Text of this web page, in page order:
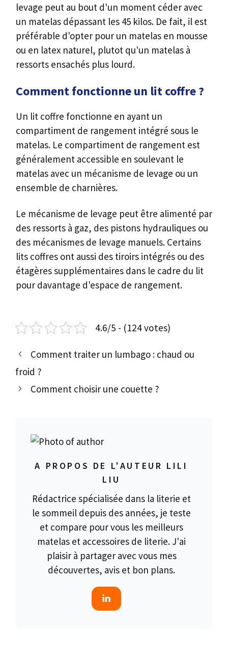
levage peut au bout d'un moment céder avec
un matelas dépassant les 45 kilos. De fait, il est
préférable d'opter pour un matelas en mousse
ou en latex naturel, plutot qu'un matelas à
ressorts ensachés plus lourd.
Comment fonctionne un lit coffre ?
Un lit coffre fonctionne en ayant un
compartiment de rangement intégré sous le
matelas. Le compartiment de rangement est
généralement accessible en soulevant le
matelas avec un mécanisme de levage ou un
ensemble de charnières.
Le mécanisme de levage peut être alimenté par
des ressorts à gaz, des pistons hydrauliques ou
des mécanismes de levage manuels. Certains
lits coffres ont aussi des tiroirs intégrés ou des
étagères supplémentaires dans le cadre du lit
pour davantage d'espace de rangement.
4.6/5 - (124 votes)
Comment traiter un lumbago : chaud ou
froid ?
Comment choisir une couette ?
A PROPOS DE L'AUTEUR LILI
LIU
Rédactrice spécialisée dans la literie et
le sommeil depuis des années, je teste
et compare pour vous les meilleurs
matelas et accessoires de literie. J'ai
plaisir à partager avec vous mes
découvertes, avis et bon plans.